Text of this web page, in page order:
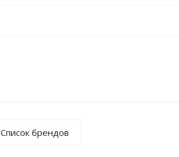
Список брендов